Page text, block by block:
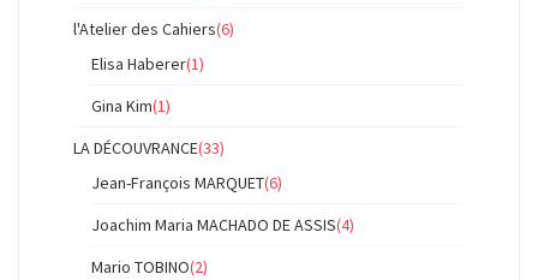
l'Atelier des Cahiers(6)
Elisa Haberer(1)
Gina Kim(1)
LA DÉCOUVRANCE(33)
Jean-François MARQUET(6)
Joachim Maria MACHADO DE ASSIS(4)
Mario TOBINO(2)